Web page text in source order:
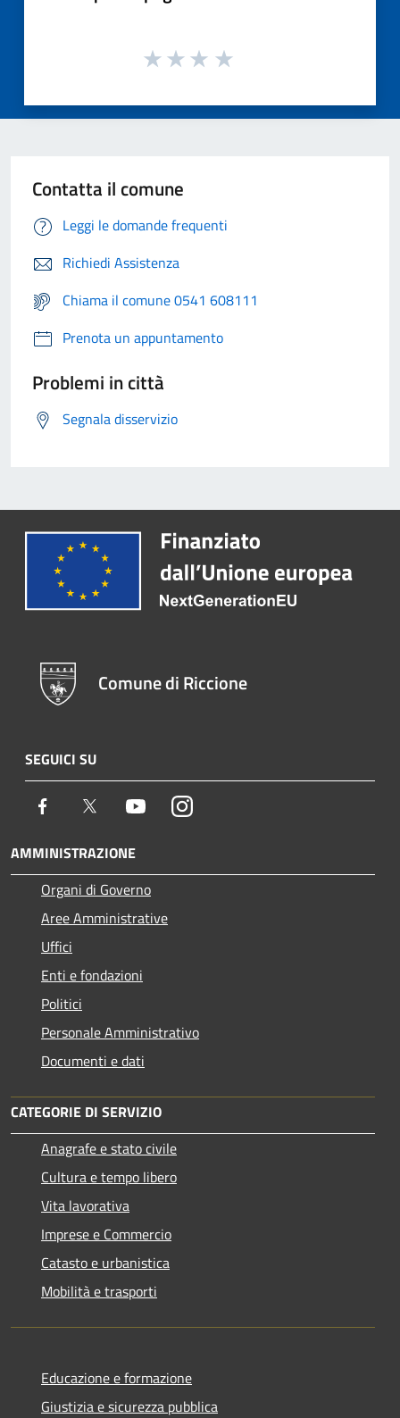
Contatta il comune
Leggi le domande frequenti
Richiedi Assistenza
Chiama il comune 0541 608111
Prenota un appuntamento
Problemi in città
Segnala disservizio
Comune di Riccione
SEGUICI SU
Facebook Twitter YoutubeInstagram
AMMINISTRAZIONE
Organi di Governo
Aree Amministrative
Uffici
Enti e fondazioni
Politici
Personale Amministrativo
Documenti e dati
CATEGORIE DI SERVIZIO
Anagrafe e stato civile
Cultura e tempo libero
Vita lavorativa
Imprese e Commercio
Catasto e urbanistica
Mobilità e trasporti
Educazione e formazione
Giustizia e sicurezza pubblica